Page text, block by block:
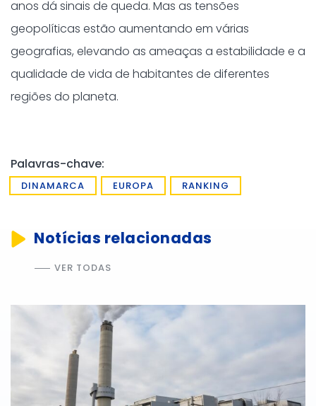
anos dá sinais de queda. Mas as tensões
geopolíticas estão aumentando em várias
geografias, elevando as ameaças a estabilidade e a
qualidade de vida de habitantes de diferentes
regiões do planeta.
Palavras-chave:
DINAMARCA EUROPA RANKING
Notícias relacionadas
VER TODAS